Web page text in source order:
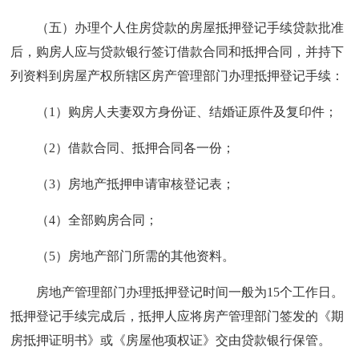
（五）办理个人住房贷款的房屋抵押登记手续贷款批准
后，购房人应与贷款银行签订借款合同和抵押合同，并持下
列资料到房屋产权所辖区房产管理部门办理抵押登记手续：
（1）购房人夫妻双方身份证、结婚证原件及复印件；
（2）借款合同、抵押合同各一份；
（3）房地产抵押申请审核登记表；
（4）全部购房合同；
（5）房地产部门所需的其他资料。
房地产管理部门办理抵押登记时间一般为15个工作日。
抵押登记手续完成后，抵押人应将房产管理部门签发的《期
房抵押证明书》或《房屋他项权证》交由贷款银行保管。